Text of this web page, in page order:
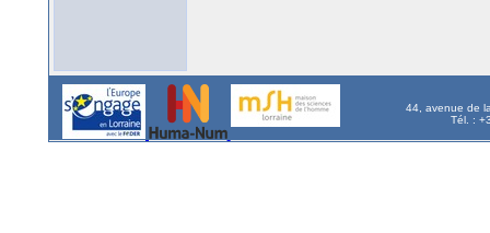
44, avenue de
Tél. :